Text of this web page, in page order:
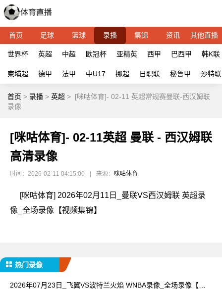
首页 足球 篮球 录播 集锦 资讯 其他直播
世界杯 英超 中超 欧冠杯 亚精英 西甲 巴西甲 韩K联
柬埔超 德甲 法甲 中U17 挪超 日职联 秘鲁甲 沙特联
首页 > 录播 > 英超 > [咪咕体育]- 02-11 英超常规赛曼联-西汉姆联
录像
[咪咕体育]- 02-11英超 曼联 - 西汉姆联
高清录像
时间：2026-02-11 04:15:00 来源： 咪咕体育
[咪咕体育] 2026年02月11日_曼联VS西汉姆联 英超录
像_全场录像【视频集锦】
热门录像
2026年07月23日_飞翼VS波特兰火焰 WNBA录像_全场录像【视